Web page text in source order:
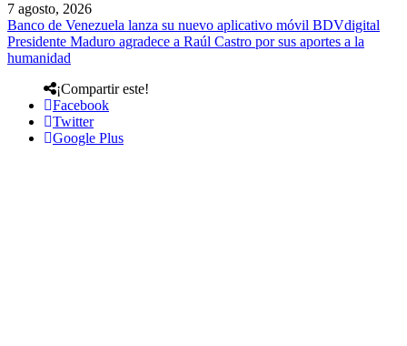
7 agosto, 2026
Banco de Venezuela lanza su nuevo aplicativo móvil BDVdigital
Presidente Maduro agradece a Raúl Castro por sus aportes a la
humanidad
¡Compartir este!
Facebook
Twitter
Google Plus